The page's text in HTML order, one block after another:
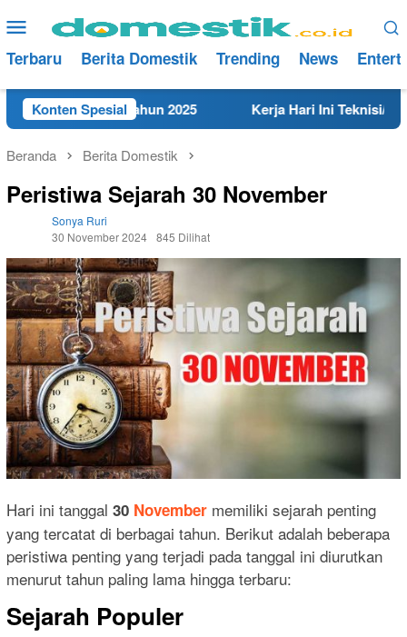
ke
konten
Menu
Mobile
Terbaru Berita Domestik Trending News
Konten Spesial
Tahun 2025 Kerja Hari Ini Teknisi/Mekanik
Beranda Berita Domestik
Peristiwa Sejarah 30 November
Sonya Ruri
30 November 2024 845 Dilihat
Hari ini tanggal 30 November memiliki sejarah penting
yang tercatat di berbagai tahun. Berikut adalah beberapa
peristiwa penting yang terjadi pada tanggal ini diurutkan
menurut tahun paling lama hingga terbaru:
Sejarah Populer